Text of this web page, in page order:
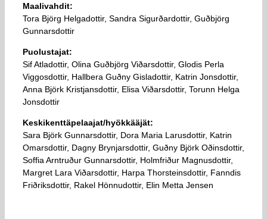
Maalivahdit:
Tora Björg Helgadottir, Sandra Sigurðardottir, Guðbjörg
Gunnarsdottir
Puolustajat:
Sif Atladottir, Olina Guðbjörg Viðarsdottir, Glodis Perla
Viggosdottir, Hallbera Guðny Gisladottir, Katrin Jonsdottir,
Anna Björk Kristjansdottir, Elisa Viðarsdottir, Torunn Helga
Jonsdottir
Keskikenttäpelaajat/hyökkääjät:
Sara Björk Gunnarsdottir, Dora Maria Larusdottir, Katrin
Omarsdottir, Dagny Brynjarsdottir, Guðny Björk Oðinsdottir,
Soffia Arntruður Gunnarsdottir, Holmfriður Magnusdottir,
Margret Lara Viðarsdottir, Harpa Thorsteinsdottir, Fanndis
Friðriksdottir, Rakel Hönnudottir, Elin Metta Jensen